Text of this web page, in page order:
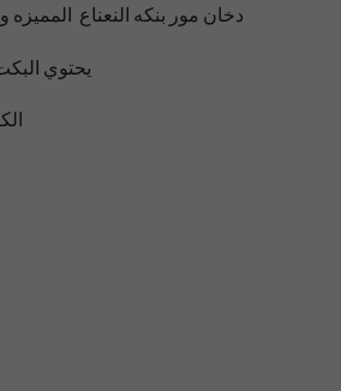
دخان مور بنكه النعناع المميزه
يحتوي البكت على